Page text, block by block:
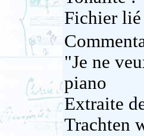
Fichier lié
"Je ne
piano
Extraite
Trachten